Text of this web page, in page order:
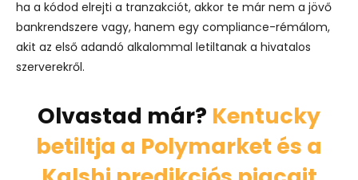
ha a kódod elrejti a tranzakciót, akkor te már nem a jövő
bankrendszere vagy, hanem egy compliance-rémálom,
akit az első adandó alkalommal letiltanak a hivatalos
szerverekről.
Olvastad már? Kentucky
betiltja a Polymarket és a